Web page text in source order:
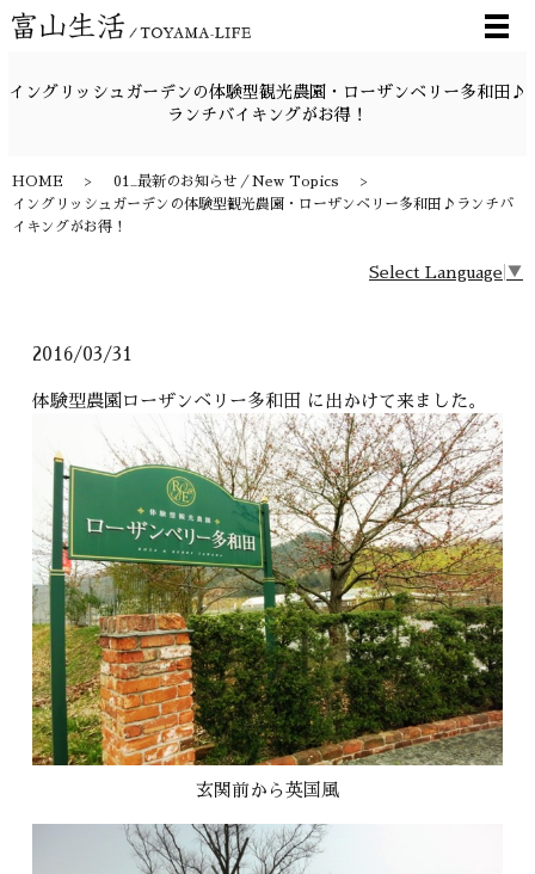
メ
イングリッシュガーデンの体験型観光農園・ローザンベリー多和田♪
ランチバイキングがお得！
HOME
01_最新のお知らせ／New Topics
イングリッシュガーデンの体験型観光農園・ローザンベリー多和田♪ランチバ
イキングがお得！
Select Language ▼
2016/03/31
体験型農園ローザンベリー多和田 に出かけて来ました。
玄関前から英国風